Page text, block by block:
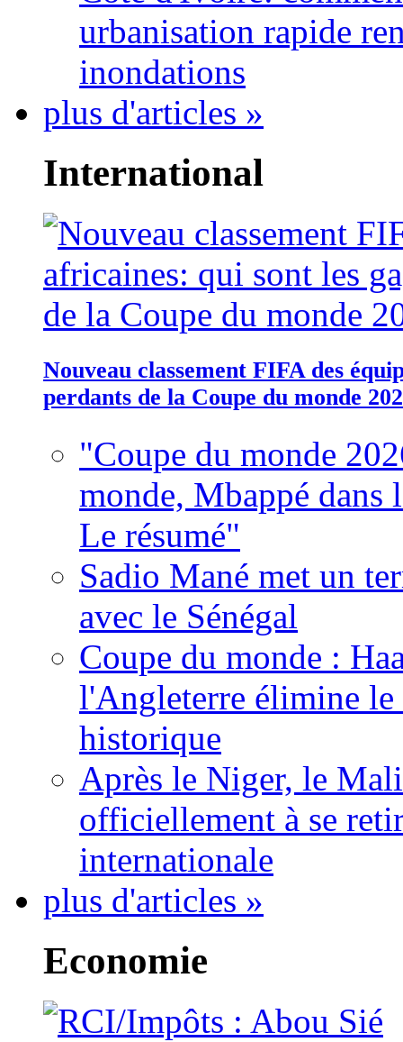
urbanisation rapide
inondations
plus d'articles »
International
Nouveau classement FIFA des
perdants de la Coupe du monde
"Coupe du monde
monde, Mbappé dans
Le résumé"
Sadio Mané met un
avec le Sénégal
Coupe du monde :
l'Angleterre élimine
historique
Après le Niger, le
officiellement à se
internationale
plus d'articles »
Economie